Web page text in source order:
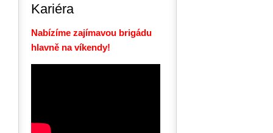
Kariéra
Nabízíme zajímavou brigádu
hlavně na víkendy!